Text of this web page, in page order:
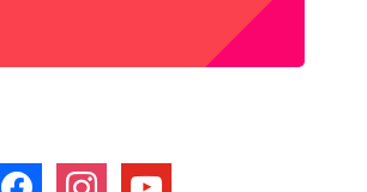
facebookinstagramyoutube